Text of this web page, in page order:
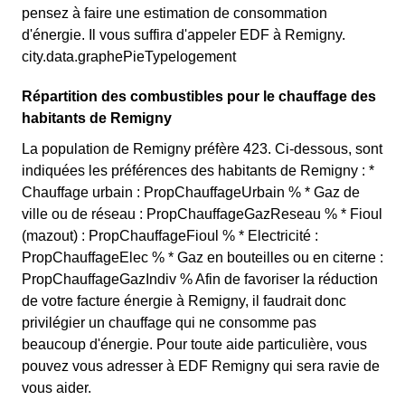
pensez à faire une estimation de consommation
d'énergie. Il vous suffira d'appeler EDF à Remigny.
city.data.graphePieTypelogement
Répartition des combustibles pour le chauffage des
habitants de Remigny
La population de Remigny préfère 423. Ci-dessous, sont
indiquées les préférences des habitants de Remigny : *
Chauffage urbain : PropChauffageUrbain % * Gaz de
ville ou de réseau : PropChauffageGazReseau % * Fioul
(mazout) : PropChauffageFioul % * Electricité :
PropChauffageElec % * Gaz en bouteilles ou en citerne :
PropChauffageGazIndiv % Afin de favoriser la réduction
de votre facture énergie à Remigny, il faudrait donc
privilégier un chauffage qui ne consomme pas
beaucoup d'énergie. Pour toute aide particulière, vous
pouvez vous adresser à EDF Remigny qui sera ravie de
vous aider.